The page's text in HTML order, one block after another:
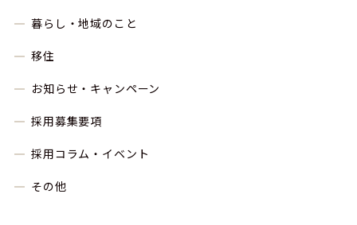
暮らし・地域のこと
移住
お知らせ・キャンペーン
採用募集要項
採用コラム・イベント
その他